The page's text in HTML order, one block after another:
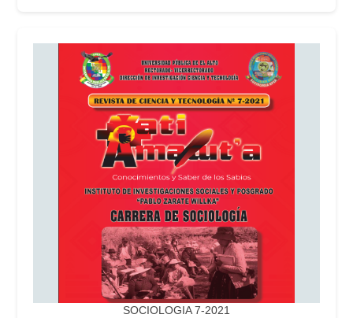
SOCIOLOGIA 7-2021